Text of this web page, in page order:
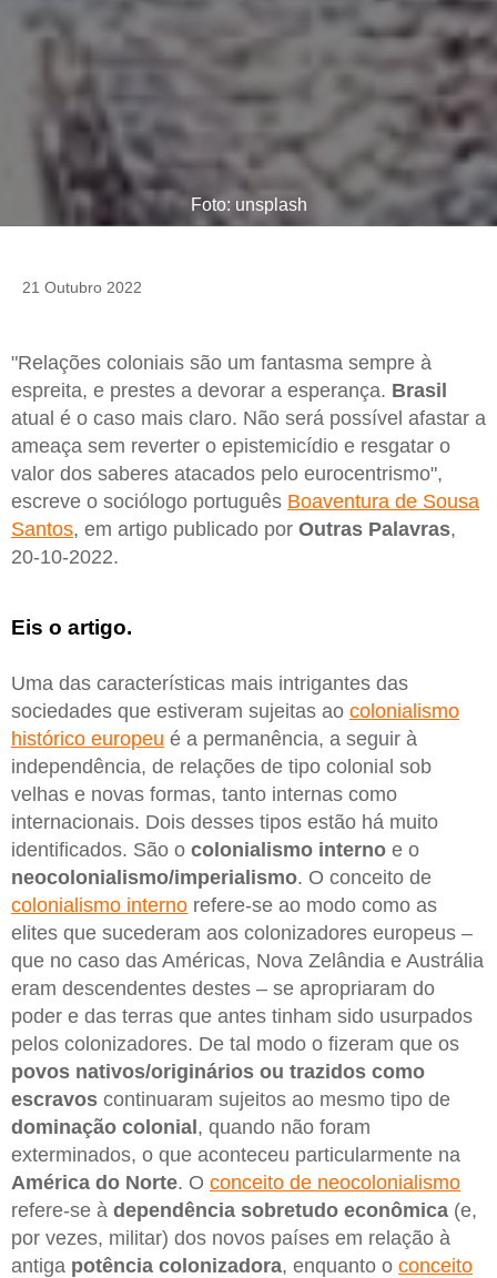
Foto: unsplash
21 Outubro 2022
"Relações coloniais são um fantasma sempre à
espreita, e prestes a devorar a esperança. Brasil
atual é o caso mais claro. Não será possível afastar a
ameaça sem reverter o epistemicídio e resgatar o
valor dos saberes atacados pelo eurocentrismo",
escreve o sociólogo português Boaventura de Sousa
Santos, em artigo publicado por Outras Palavras,
20-10-2022.
Eis o artigo.
Uma das características mais intrigantes das
sociedades que estiveram sujeitas ao colonialismo
histórico europeu é a permanência, a seguir à
independência, de relações de tipo colonial sob
velhas e novas formas, tanto internas como
internacionais. Dois desses tipos estão há muito
identificados. São o colonialismo interno e o
neocolonialismo/imperialismo. O conceito de
colonialismo interno refere-se ao modo como as
elites que sucederam aos colonizadores europeus –
que no caso das Américas, Nova Zelândia e Austrália
eram descendentes destes – se apropriaram do
poder e das terras que antes tinham sido usurpados
pelos colonizadores. De tal modo o fizeram que os
povos nativos/originários ou trazidos como
escravos continuaram sujeitos ao mesmo tipo de
dominação colonial, quando não foram
exterminados, o que aconteceu particularmente na
América do Norte. O conceito de neocolonialismo
refere-se à dependência sobretudo econômica (e,
por vezes, militar) dos novos países em relação à
antiga potência colonizadora, enquanto o conceito